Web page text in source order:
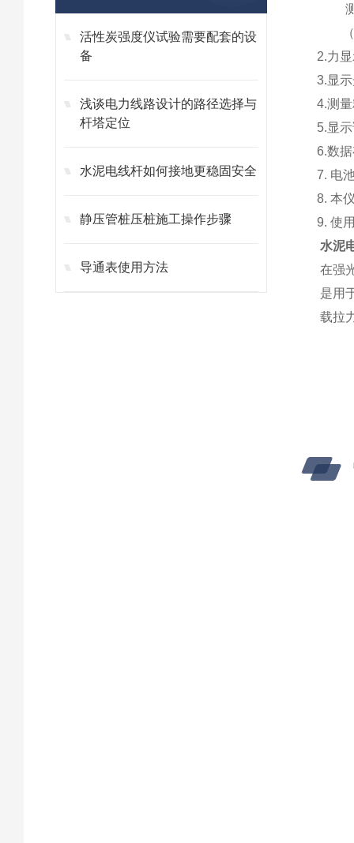
活性炭强度仪试验需要配套的设
备
浅谈电力线路设计的路径选择与
杆塔定位
水泥电线杆如何接地更稳固安全
静压管桩压桩施工操作步骤
导通表使用方法
测
（
2.力
3.显
4.测
5.显
6.数
7.
8. 本
9. 使
水泥
在强
是用
载拉